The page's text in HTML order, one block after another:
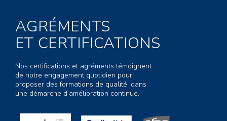
AGRÉMENTS
ET CERTIFICATIONS
Nos certifications et agréments témoignent
de notre engagement quotidien pour
proposer des formations de qualité, dans
une démarche d’amélioration continue.